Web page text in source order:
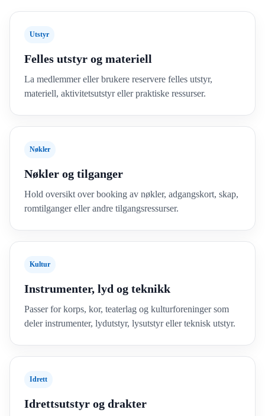
Utstyr
Felles utstyr og materiell
La medlemmer eller brukere reservere felles utstyr,
materiell, aktivitetsutstyr eller praktiske ressurser.
Nøkler
Nøkler og tilganger
Hold oversikt over booking av nøkler, adgangskort, skap,
romtilganger eller andre tilgangsressurser.
Kultur
Instrumenter, lyd og teknikk
Passer for korps, kor, teaterlag og kulturforeninger som
deler instrumenter, lydutstyr, lysutstyr eller teknisk utstyr.
Idrett
Idrettsutstyr og drakter